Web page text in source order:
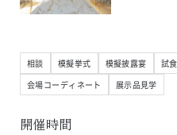
相談 模擬挙式 模擬披露宴 試食
会場コーディネート
展示品見学
開催時間